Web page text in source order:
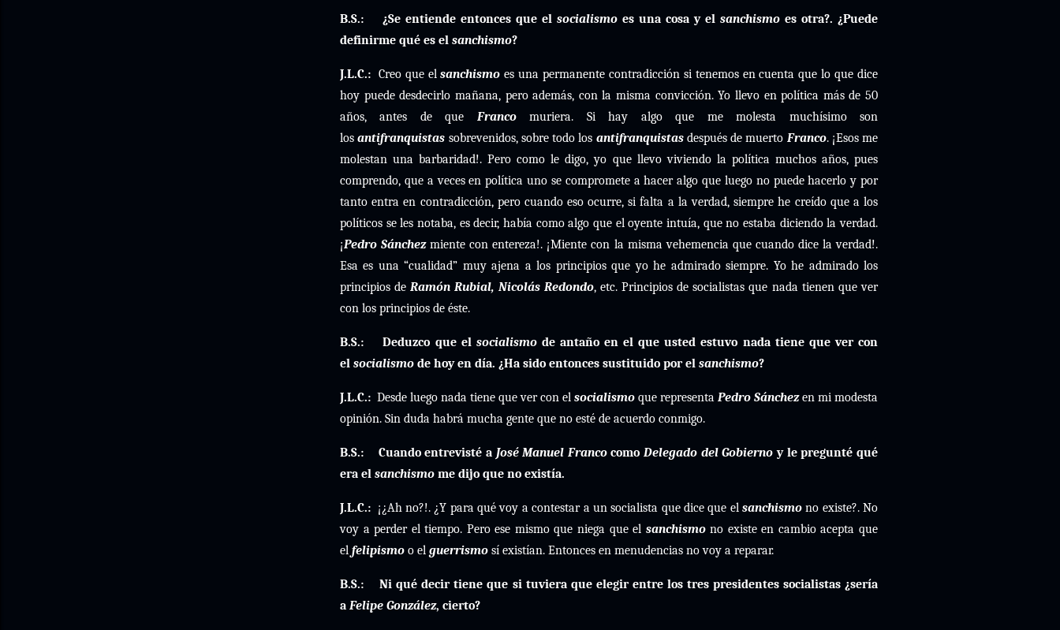
B.S.: ¿Se entiende entonces que el socialismo es una cosa y el sanchismo es otra?. ¿Puede
definirme qué es el sanchismo?
J.L.C.: Creo que elsanchismo es una permanente contradicción si tenemos en cuenta que lo que dice
hoy puede desdecirlo mañana, pero además, con la misma convicción. Yo llevo en política más de 50
años, antes de que Francomuriera. Si hay algo que me molesta muchísimo son
losantifranquistas sobrevenidos, sobre todo los antifranquistasdespués de muerto Franco. ¡Esos me
molestan una barbaridad!. Pero como le digo, yo que llevo viviendo la política muchos años, pues
comprendo, que a veces en política uno se compromete a hacer algo que luego no puede hacerlo y por
tanto entra en contradicción, pero cuando eso ocurre, si falta a la verdad, siempre he creído que a los
políticos se les notaba, es decir, había como algo que el oyente intuía, que no estaba diciendo la verdad.
¡Pedro Sánchezmiente con entereza!. ¡Miente con la misma vehemencia que cuando dice la verdad!.
Esa es una “cualidad” muy ajena a los principios que yo he admirado siempre. Yo he admirado los
principios deRamón Rubial, Nicolás Redondo, etc. Principios de socialistas que nada tienen que ver
con los principios de éste.
B.S.: Deduzco que el socialismode antaño en el que usted estuvo nada tiene que ver con
el socialismo de hoy en día. ¿Ha sido entonces sustituido por el sanchismo?
J.L.C.: Desde luego nada tiene que ver con el socialismo que representa Pedro Sánchezen mi modesta
opinión. Sin duda habrá mucha gente que no esté de acuerdo conmigo.
B.S.: Cuando entrevisté a José Manuel FrancocomoDelegado del Gobierno y le pregunté qué
era el sanchismo me dijo que no existía.
J.L.C.: ¡¿Ah no?!. ¿Y para qué voy a contestar a un socialista que dice que el sanchismono existe?. No
voy a perder el tiempo. Pero ese mismo que niega que el sanchismono existe en cambio acepta que
el felipismo o el guerrismo sí existían. Entonces en menudencias no voy a reparar.
B.S.:
Ni qué decir tiene que si tuviera que elegir entre los tres presidentes socialistas ¿sería
a Felipe González, cierto?